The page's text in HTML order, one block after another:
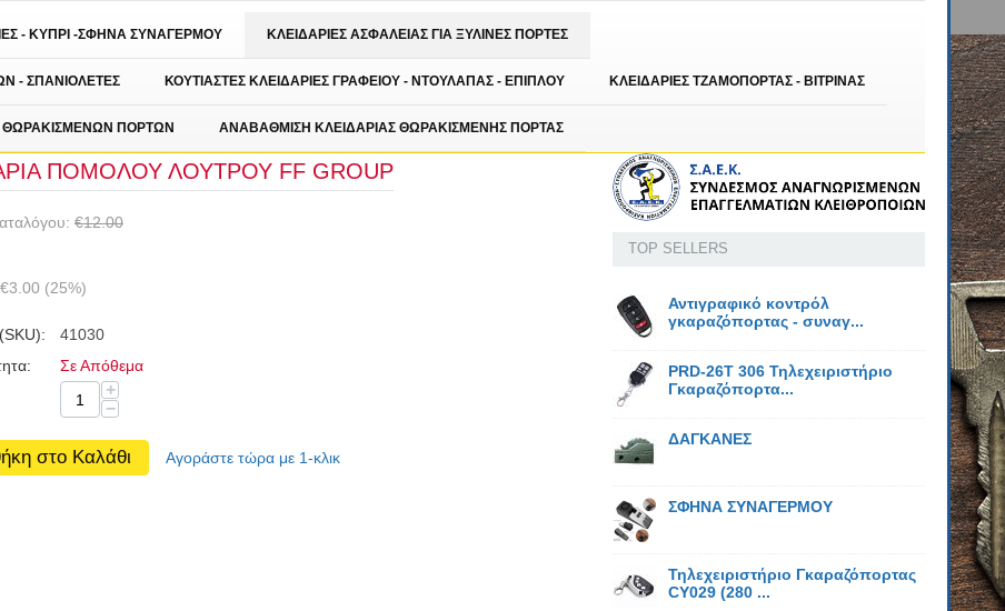
- ΚΥΠΡΙ -ΣΦΗΝΑ ΣΥΝΑΓΕΡΜΟΥ ΚΛΕΙΔΑΡΙΕΣ ΑΣΦΑΛΕΙΑΣ ΓΙΑ ΞΥΛΙΝΕΣ ΠΟΡΤΕΣ
- ΣΠΑΝΙΟΛΕΤΕΣ ΚΟΥΤΙΑΣΤΕΣ ΚΛΕΙΔΑΡΙΕΣ ΓΡΑΦΕΙΟΥ - ΝΤΟΥΛΑΠΑΣ - ΕΠΙΠΛΟΥ ΚΛΕΙΔΑΡΙΕΣ ΤΖΑΜΟΠΟΡΤΑΣ - ΒΙΤΡΙΝΑΣ
ΘΩΡΑΚΙΣΜΕΝΩΝ ΠΟΡΤΩΝ ΑΝΑΒΑΘΜΙΣΗ ΚΛΕΙΔΑΡΙΑΣ ΘΩΡΑΚΙΣΜΕΝΗΣ ΠΟΡΤΑΣ
ΠΟΜΟΛΟΥ ΛΟΥΤΡΟΥ FF GROUP
€12.00
€3.00 (25%)
41030
Σε Απόθεμα
+
−
στο Καλάθι Αγοράστε τώρα με 1-κλικ
TOP SELLERS
Αντιγραφικό κοντρόλ
γκαραζόπορτας - συναγ...
PRD-26T 306 Τηλεχειριστήριο
Γκαραζόπορτα...
ΔΑΓΚΑΝΕΣ
ΣΦΗΝΑ ΣΥΝΑΓΕΡΜΟΥ
Τηλεχειριστήριο Γκαραζόπορτας
CY029 (280 ...